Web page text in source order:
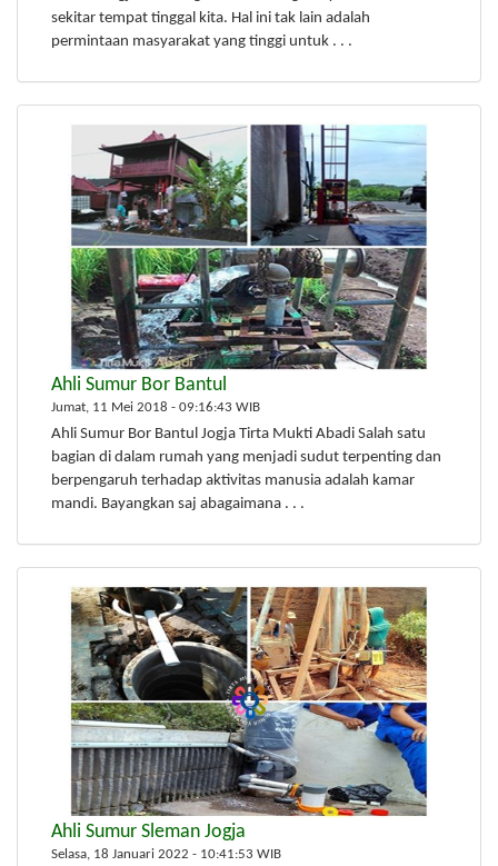
sekitar tempat tinggal kita. Hal ini tak lain adalah
permintaan masyarakat yang tinggi untuk . . .
Ahli Sumur Bor Bantul
Jumat, 11 Mei 2018 - 09:16:43 WIB
Ahli Sumur Bor Bantul Jogja Tirta Mukti Abadi Salah satu
bagian di dalam rumah yang menjadi sudut terpenting dan
berpengaruh terhadap aktivitas manusia adalah kamar
mandi. Bayangkan saj abagaimana . . .
Ahli Sumur Sleman Jogja
Selasa, 18 Januari 2022 - 10:41:53 WIB